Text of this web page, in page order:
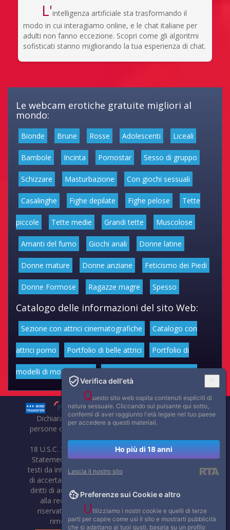
L'intelligenza artificiale sta trasformando il
modo in cui interagiamo online, e le chat italiane per
adulti non fanno eccezione. Scopri come gli algoritmi
sofisticati stanno migliorando la tua esperienza di chat.
Le webcam erotiche gratuite migliori al
mondo:
Bionde Brune Rosse Adolescenti Liceali
Bambole Incinta Pornostar Sesso di gruppo
Schizzare Masturbazione Con giochi sessuali
Casalinghe Fighe depilate Fighe pelose Tette
piccole Tette medie Grandi tette Muscolose
Amanti del fumo Giochi anali Donne latine
Donne mature Donne anziane Feticismo dei Piedi
Donne Formose Ragazze magre Spesso
Catalogo delle informazioni del sito Web:
Sezione con attrici cinematografiche Catalogo con
attrici porno Portfolio di belle attrici Portfolio di
modelli di moda volgari
Dichiarazione di non responsabilità: tutti i membri e le
persone che compaiono su questo sito hanno almeno 18
anni.
18 U.S.C. 2257 Record-Keeping Requirements Compliance
Statement. Affaritaliani, prima di pubblicare foto, video o
testi da internet, compie tutte le opportune verifiche al fine
di accertarne il libero regime di circolazione e non violare i
diritti di autore o altri diritti esclusivi di terzi. Per segnalare
alla redazione eventuali errori nell'uso del materiale
riservato, scriveteci: provvederemo prontamente alla
rimozione del materiale lesivo di diritti di terzi.
Verifica dell'età
Questo sito web ospita contenuti espliciti di
natura sessuale. Cliccando sul pulsante qui sotto,
confermi di aver raggiunto l'età legale nel tuo paese
per accedere a questi materiali.
Ho più di 18 anni
Lascia il nostro sito
Preferenze sui Cookie e altro
Utilizziamo i nostri cookie e quelli di terze
parti per capire come usi il sito e mostrarti pubblicità
che si adattano ai tuoi gusti, basata su un profilo